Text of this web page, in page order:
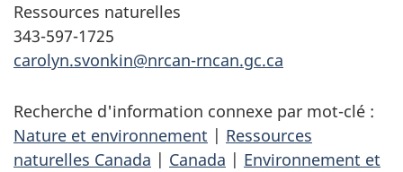
Ressources naturelles
343-597-1725
carolyn.svonkin@nrcan-rncan.gc.ca
Recherche d'information connexe par mot-clé :
Nature et environnement | Ressources
naturelles Canada | Canada | Environnement et